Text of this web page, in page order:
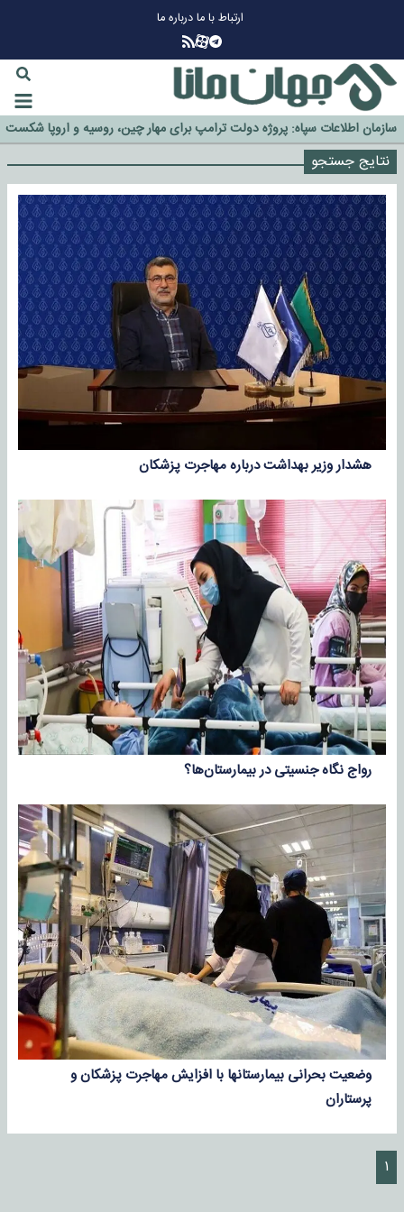
ارتباط با مادرباره ما
گزینه جدایی اوسمار روی میز مدیران پرسپولیس
آیا رئیس جمهور آمریکا قانون را دور می‌زند؟
اخراج رسمی چهره نامدار از پرسپولیس
سازمان اطلاعات سپاه: پروژه دولت ترامپ برای مهار چین، روسیه و اروپا شکست
خورد
نتایج جستجو
هشدار وزیر بهداشت درباره مهاجرت پزشکان
رواج نگاه جنسیتی در بیمارستان‌ها؟
وضعیت بحرانی بیمارستانها با افزایش مهاجرت پزشکان و
پرستاران
۱